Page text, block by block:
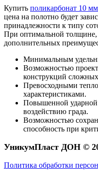
Купить поликарбонат 10
цена на полотно будет
принадлежности к типу
При оптимальной
дополнительных
Минимальным
Возможностью
конструкций
Превосходными
характеристиками.
Повышенной ударной
воздействию града.
Возможностью
способность при
УникумПласт ДОН ©
Политика обработки